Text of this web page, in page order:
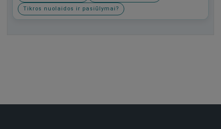
Tikros nuolaidos ir pasiūlymai?